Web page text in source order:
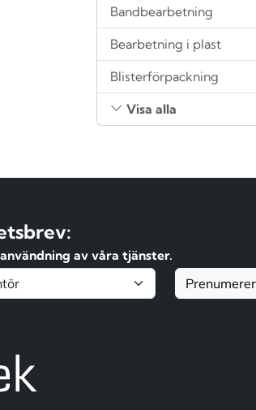
Bandbearbetning
Bearbetning i plast
Blisterförpackning
Visa alla
av våra tjänster.